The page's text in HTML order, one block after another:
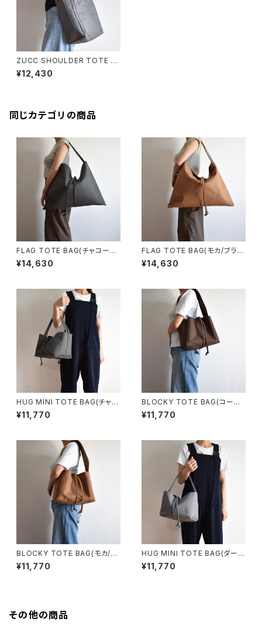
ZUCC SHOULDER TOTE B
AG (ダークグレー)
¥12,430
同じカテゴリの商品
FLAG TOTE BAG(チャコール/
グレー)
¥14,630
FLAG TOTE BAG(モカ/ブラウ
ン)
¥14,630
HUG MINI TOTE BAG(チャコ
ール/グレー)
¥11,770
BLOCKY TOTE BAG(コーヒ
ー/ブラウン)
¥11,770
BLOCKY TOTE BAG(モカ/ブ
ラウン)
¥11,770
HUG MINI TOTE BAG(ダーク
グレー)
¥11,770
その他の商品